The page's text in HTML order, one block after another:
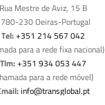
Rua Mestre de Aviz, 15 B
230 Oeiras-Portugal
Tel:+351 214 567 042
para a rede fixa nacional)
Tlm:+351 934 053 447
para a rede móvel)
info@transglobal.pt